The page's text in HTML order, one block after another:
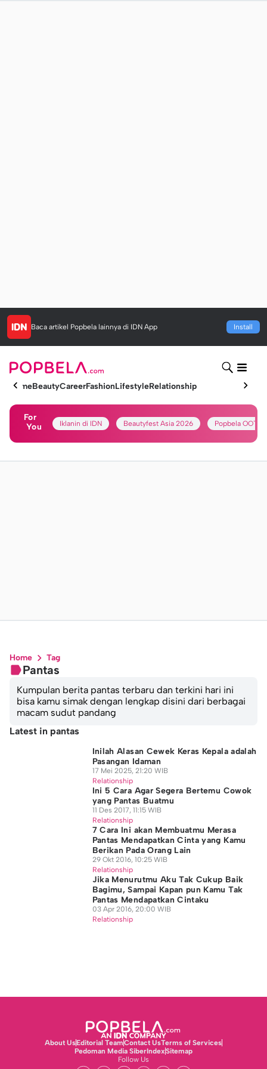
Baca artikel Popbela lainnya di IDN App Install
HomeBeautyCareerFashionLifestyleRelationship
For
You
Iklanin di IDN Beautyfest Asia 2026 Popbela OOTD
Home Tag
Pantas
Kumpulan berita pantas terbaru dan terkini hari ini
bisa kamu simak dengan lengkap disini dari berbagai
macam sudut pandang
Latest in pantas
Inilah Alasan Cewek Keras Kepala adalah
Pasangan Idaman
17 Mei 2025, 21:20 WIB
Relationship
Ini 5 Cara Agar Segera Bertemu Cowok
yang Pantas Buatmu
11 Des 2017, 11:15 WIB
Relationship
7 Cara Ini akan Membuatmu Merasa
Pantas Mendapatkan Cinta yang Kamu
Berikan Pada Orang Lain
29 Okt 2016, 10:25 WIB
Relationship
Jika Menurutmu Aku Tak Cukup Baik
Bagimu, Sampai Kapan pun Kamu Tak
Pantas Mendapatkan Cintaku
03 Apr 2016, 20:00 WIB
Relationship
About UsEditorial TeamContact UsTerms of Services
Pedoman Media SiberIndexSitemap
Follow Us